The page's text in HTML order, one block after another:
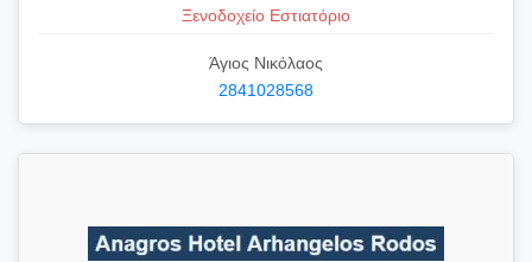
Ξενοδοχείο Εστιατόριο
Άγιος Νικόλαος
2841028568